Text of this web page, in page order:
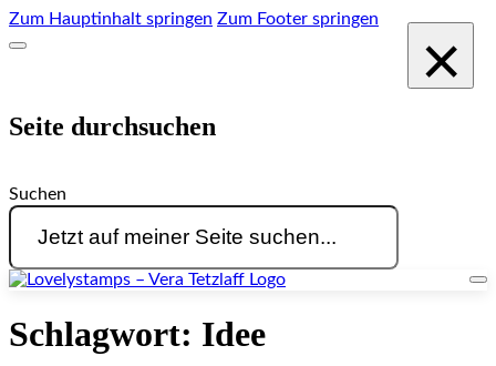
Zum Hauptinhalt springen Zum Footer springen
Seite durchsuchen
Suchen
×
Schlagwort: Idee